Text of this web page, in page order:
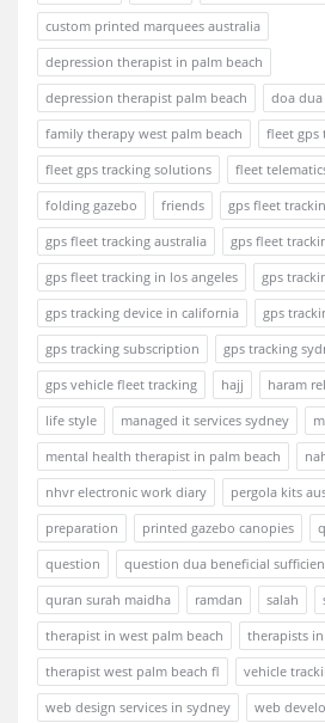
custom printed marquees australia
depression therapist in palm beach
depression therapist palm beach
doa dua
family therapy west palm beach
fleet gps
fleet gps tracking solutions
fleet
folding gazebo
friends
gps fleet
gps fleet tracking australia
gps fleet
gps fleet tracking in los angeles
gps
gps tracking device in california
gps
gps tracking subscription
gps tracking
gps vehicle fleet tracking
hajj haram
life style
managed it services sydney
mental health therapist in palm beach
nhvr electronic work diary
pergola kits
preparation
printed gazebo canopies
question
question dua beneficial
quran surah maidha
ramdan salah
therapist in west palm beach
therapists
therapist west palm beach fl
vehicle
web design services in sydney
web